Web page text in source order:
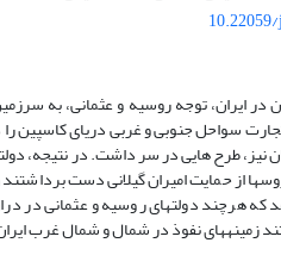
ایران، توجه روسیه و عثمانی، به
سواحل جنوبی و غربی دریای کاسپین
نیز، طرح هایی در سر داشت. در نتیجه،
هرچند دولت­های روسیه و عثمانی در
زمینه­های نفوذ در شمال و شمال غرب